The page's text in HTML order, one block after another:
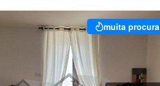
muita procura